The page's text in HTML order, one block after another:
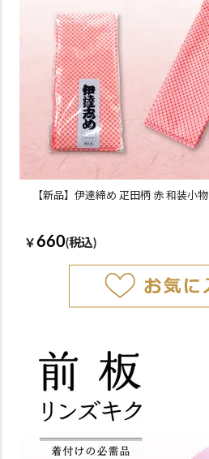
【新品】伊達締め 疋田柄 赤 和装小物
￥ 660(税込)